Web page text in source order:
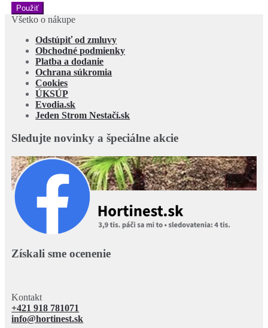
Použiť
Všetko o nákupe
Odstúpiť od zmluvy
Obchodné podmienky
Platba a dodanie
Ochrana súkromia
Cookies
ÚKSÚP
Evodia.sk
Jeden Strom Nestačí.sk
Sledujte novinky a špeciálne akcie
Získali sme ocenenie
Kontakt
+421 918 781071
info@hortinest.sk